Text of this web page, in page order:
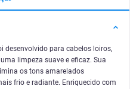
desenvolvido para cabelos loiros,
limpeza suave e eficaz. Sua
os tons amarelados
frio e radiante. Enriquecido com